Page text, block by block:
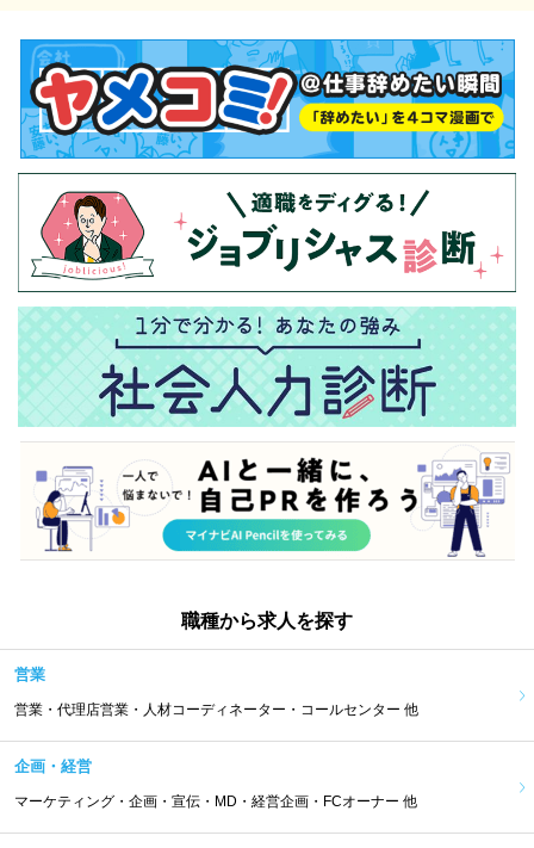
職種から求人を探す
営業
営業・代理店営業・人材コーディネーター・コールセンター 他
企画・経営
マーケティング・企画・宣伝・MD・経営企画・FCオーナー 他